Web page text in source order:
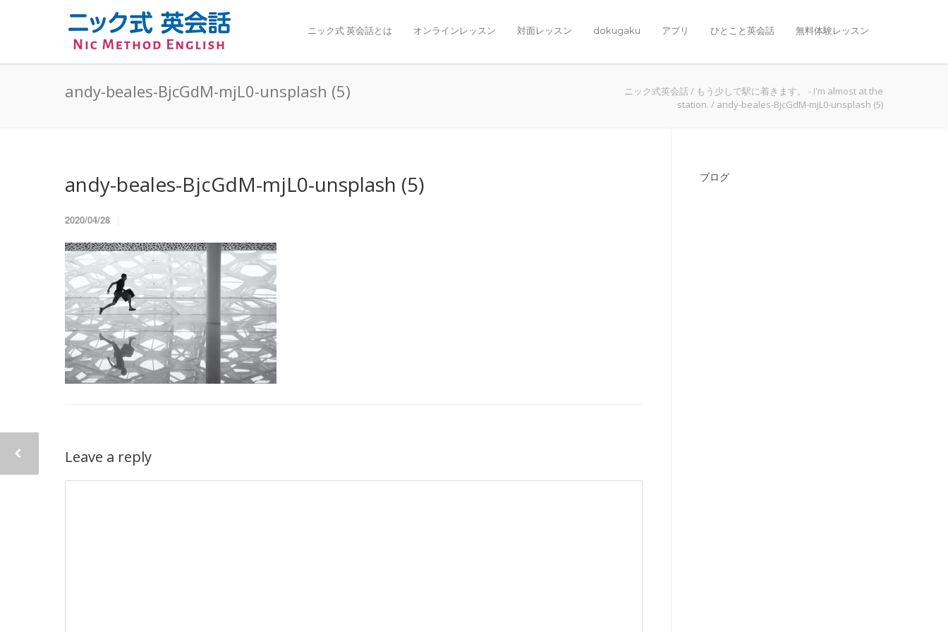
ニック式 英会話とは オンラインレッスン 対面レッスン dokugaku アプリ ひとこと英会話 無料体験レッスン
andy-beales-BjcGdM-mjL0-unsplash (5) ニック式英会話 / もう少しで駅に着きます。 - I'm almost at the
station. / andy-beales-BjcGdM-mjL0-unsplash (5)
andy-beales-BjcGdM-mjL0-unsplash (5)
2020/04/28
Leave a reply
ブログ